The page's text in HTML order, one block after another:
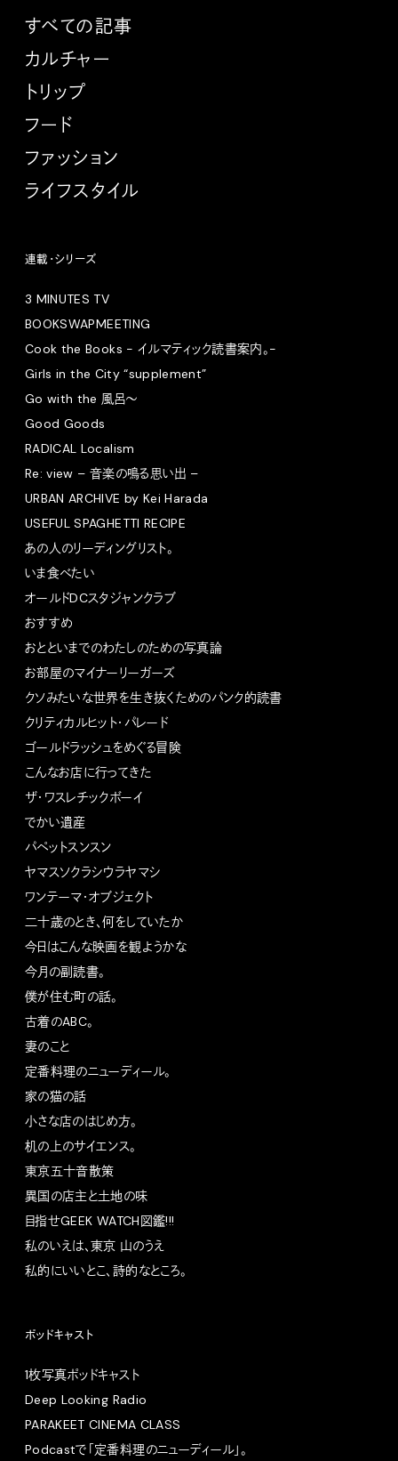
すべての記事
カルチャー
トリップ
フード
ファッション
ライフスタイル
連載・シリーズ
3 MINUTES TV
BOOKSWAPMEETING
Cook the Books - イルマティック読書案内。-
Girls in the City “supplement”
Go with the 風呂〜
Good Goods
RADICAL Localism
Re: view – 音楽の鳴る思い出 –
URBAN ARCHIVE by Kei Harada
USEFUL SPAGHETTI RECIPE
あの人のリーディングリスト。
いま食べたい
オールドDCスタジャンクラブ
おすすめ
おとといまでのわたしのための写真論
お部屋のマイナーリーガーズ
クソみたいな世界を生き抜くためのパンク的読書
クリティカルヒット・パレード
ゴールドラッシュをめぐる冒険
こんなお店に行ってきた
ザ・ワスレチックボーイ
でかい遺産
パペットスンスン
ヤマスソクラシウラヤマシ
ワンテーマ・オブジェクト
二十歳のとき、何をしていたか
今日はこんな映画を観ようかな
今月の副読書。
僕が住む町の話。
古着のABC。
妻のこと
定番料理のニューディール。
家の猫の話
小さな店のはじめ方。
机の上のサイエンス。
東京五十音散策
異国の店主と土地の味
目指せGEEK WATCH図鑑!!!
私のいえは、東京 山のうえ
私的にいいとこ、詩的なところ。
ポッドキャスト
1枚写真ポッドキャスト
Deep Looking Radio
PARAKEET CINEMA CLASS
Podcastで「定番料理のニューディール」。